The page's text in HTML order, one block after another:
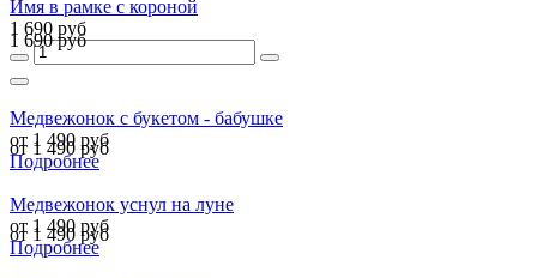
Имя в рамке с короной
1 690 руб
1 690 руб
Медвежонок с букетом - бабушке
от 1 490 руб
от 1 490 руб
Подробнее
Медвежонок уснул на луне
от 1 490 руб
от 1 490 руб
Подробнее